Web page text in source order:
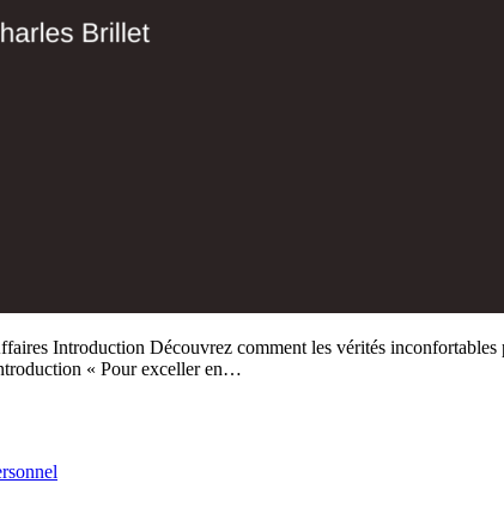
Introduction Découvrez comment les vérités
« Pour exceller en…